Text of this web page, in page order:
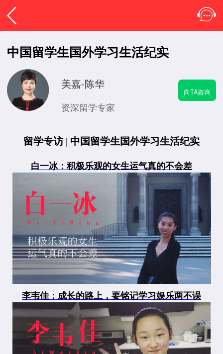
中国留学生国外学习生活纪实
美嘉-陈华
资深留学专家
向TA咨询
留学专访 | 中国留学生国外学习生活纪实
白一冰：积极乐观的女生运气真的不会差
李韦佳：成长的路上，要铭记学习娱乐两不误